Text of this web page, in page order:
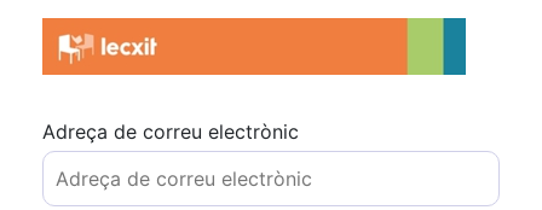
Adreça de correu electrònic